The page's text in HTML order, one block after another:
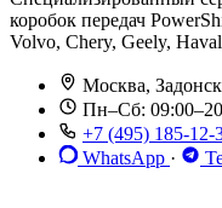
коробок передач
Volvo, Chery, Geely,
Москва,
Пн–Сб:
+7 (495) 185-12-
WhatsApp ·